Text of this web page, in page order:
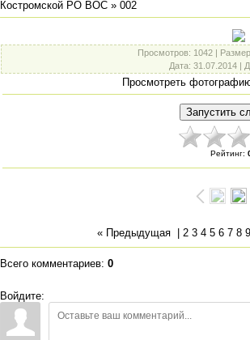
Костромской РО ВОС » 002
Просмотров: 1042 |
Дата: 31.07.2014 |
Просмотреть
Рейтинг:
« Предыдущая| 2 3 4 5 6 7 8 9
Всего комментариев: 0
Войдите: